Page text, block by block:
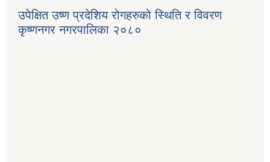
उपेक्षित उष्ण प्रदेशिय रोगहरुको स्थिति र विवरण
कृष्णनगर नगरपालिका २०८०